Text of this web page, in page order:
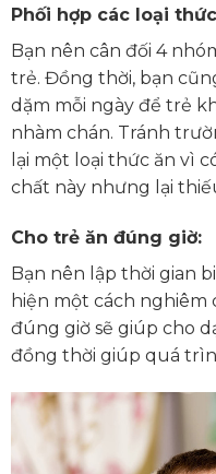
Phối hợp các loại
Bạn nên cân đối 4
trẻ. Đồng thời, bạn
dặm mỗi ngày để trẻ
nhàm chán. Tránh
lại một loại thức ăn vì
chất này nhưng lại
Cho trẻ ăn đúng giờ:
Bạn nên lập thời gian
hiện một cách nghiêm
đúng giờ sẽ giúp cho
đồng thời giúp quá